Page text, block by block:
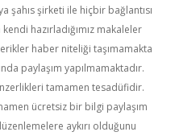
şahıs şirketi ile hiçbir bağlantısı
hazırladığımız makaleler
haber niteliği taşımamakta
paylaşım yapılmamaktadır.
tamamen tesadüfidir.
ücretsiz bir bilgi paylaşım
aykırı olduğunu